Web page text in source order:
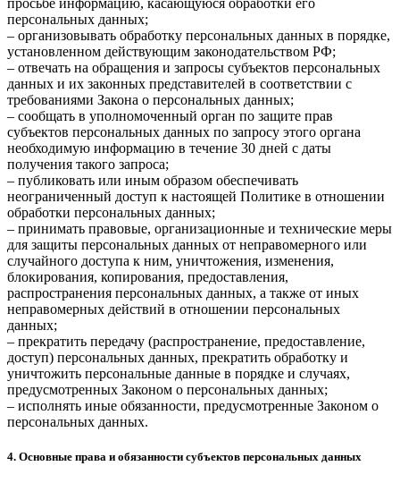
просьбе информацию, касающуюся обработки его
персональных данных;
– организовывать обработку персональных данных в порядке,
установленном действующим законодательством РФ;
– отвечать на обращения и запросы субъектов персональных
данных и их законных представителей в соответствии с
требованиями Закона о персональных данных;
– сообщать в уполномоченный орган по защите прав
субъектов персональных данных по запросу этого органа
необходимую информацию в течение 30 дней с даты
получения такого запроса;
– публиковать или иным образом обеспечивать
неограниченный доступ к настоящей Политике в отношении
обработки персональных данных;
– принимать правовые, организационные и технические меры
для защиты персональных данных от неправомерного или
случайного доступа к ним, уничтожения, изменения,
блокирования, копирования, предоставления,
распространения персональных данных, а также от иных
неправомерных действий в отношении персональных
данных;
– прекратить передачу (распространение, предоставление,
доступ) персональных данных, прекратить обработку и
уничтожить персональные данные в порядке и случаях,
предусмотренных Законом о персональных данных;
– исполнять иные обязанности, предусмотренные Законом о
персональных данных.
4. Основные права и обязанности субъектов персональных данных